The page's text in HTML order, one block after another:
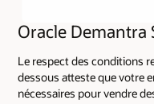
Oracle Demantra
Le respect des conditions
dessous atteste que votre
nécessaires pour vendre